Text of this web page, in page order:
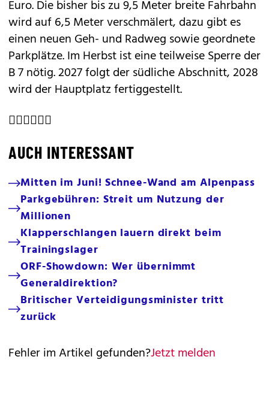
Euro. Die bisher bis zu 9,5 Meter breite Fahrbahn
wird auf 6,5 Meter verschmälert, dazu gibt es
einen neuen Geh- und Radweg sowie geordnete
Parkplätze. Im Herbst ist eine teilweise Sperre der
B 7 nötig. 2027 folgt der südliche Abschnitt, 2028
wird der Hauptplatz fertiggestellt.

AUCH INTERESSANT
Mitten im Juni! Schnee-Wand am Alpenpass
Parkgebühren: Streit um Nutzung der
Millionen
Klapperschlangen lauern direkt beim
Trainingslager
ORF-Showdown: Wer übernimmt
Generaldirektion?
Britischer Verteidigungsminister tritt
zurück
Fehler im Artikel gefunden?Jetzt melden